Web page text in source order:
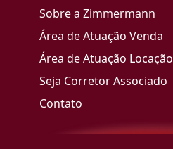
Sobre a Zimmermann
Área de Atuação Venda
Área de Atuação Locação
Seja Corretor Associado
Contato